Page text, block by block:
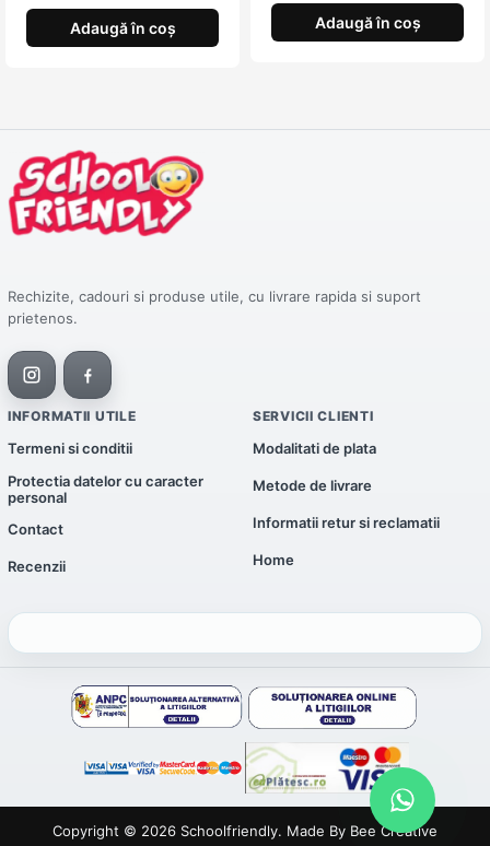
Adaugă în coș Adaugă în coș
Rechizite, cadouri si produse utile, cu livrare rapida si suport
prietenos.
INFORMATII UTILE
Termeni si conditii
Protectia datelor cu caracter
personal
Contact
Recenzii
SERVICII CLIENTI
Modalitati de plata
Metode de livrare
Informatii retur si reclamatii
Home
Copyright © 2026 Schoolfriendly. Made By Bee Creative